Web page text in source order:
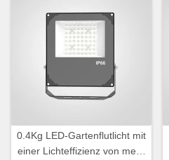
0.4Kg LED-Gartenflutlicht mit
einer Lichteffizienz von mehr